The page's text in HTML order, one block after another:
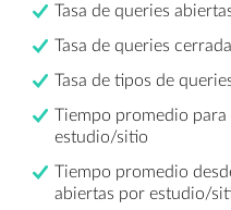
Tasa de queries
Tasa de queries
Tasa de tipos de
Tiempo promedio
estudio/sitio
Tiempo promedio
abiertas por estudio/